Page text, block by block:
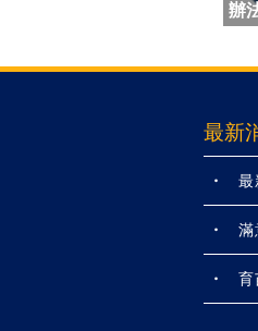
辦
最新
最
滿
育